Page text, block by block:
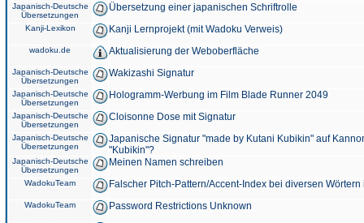
Japanisch-Deutsche
Übersetzungen
Übersetzung einer japanischen Schriftrolle
Kanji-Lexikon Kanji Lernprojekt (mit Wadoku Verweis)
wadoku.de Aktualisierung der Weboberfläche
Japanisch-Deutsche
Übersetzungen
Wakizashi Signatur
Japanisch-Deutsche
Übersetzungen
Hologramm-Werbung im Film Blade Runner 2049
Japanisch-Deutsche
Übersetzungen
Cloisonne Dose mit Signatur
Japanisch-Deutsche
Übersetzungen
Japanische Signatur "made by Kutani Kubikin" auf
"Kubikin"?
Japanisch-Deutsche
Übersetzungen
Meinen Namen schreiben
WadokuTeam Falscher Pitch-Pattern/Accent-Index bei diversen
WadokuTeam Password Restrictions Unknown